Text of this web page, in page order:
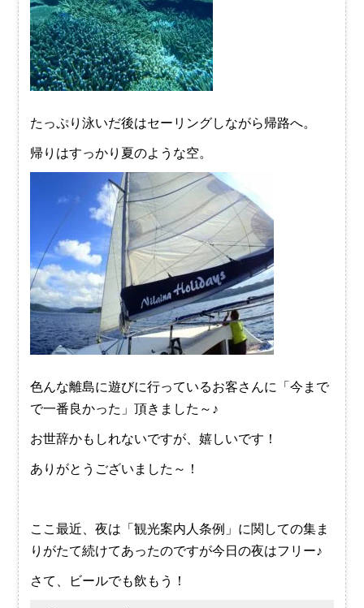
たっぷり泳いだ後はセーリングしながら帰路へ。
帰りはすっかり夏のような空。
色んな離島に遊びに行っているお客さんに「今まで
で一番良かった」頂きました～♪
お世辞かもしれないですが、嬉しいです！
ありがとうございました～！
ここ最近、夜は「観光案内人条例」に関しての集ま
りがたて続けてあったのですが今日の夜はフリー♪
さて、ビールでも飲もう！